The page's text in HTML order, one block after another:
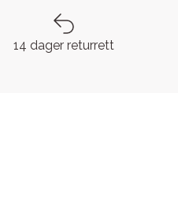
14 dager returrett